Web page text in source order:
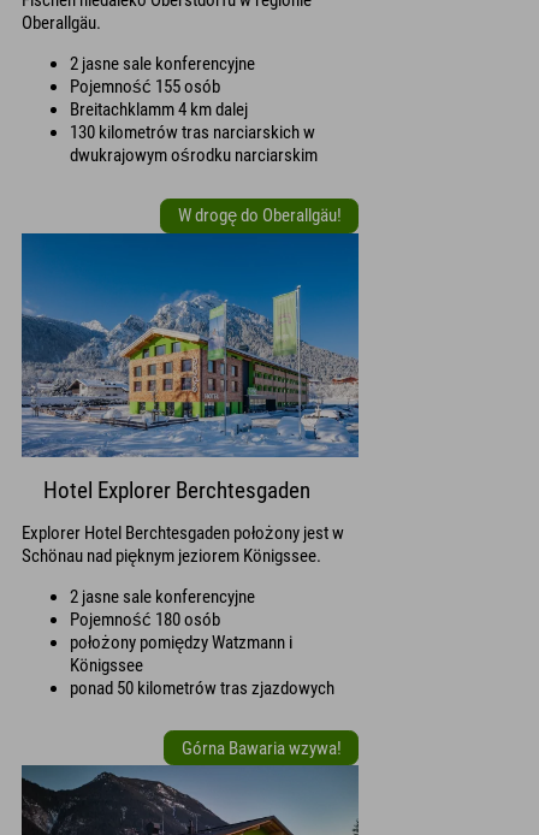
Oberallgäu.
2 jasne sale konferencyjne
Pojemność 155 osób
Breitachklamm 4 km dalej
130 kilometrów tras narciarskich w
dwukrajowym ośrodku narciarskim
W drogę do Oberallgäu!
Hotel Explorer Berchtesgaden
Explorer Hotel Berchtesgaden położony jest w
Schönau nad pięknym jeziorem Königssee.
2 jasne sale konferencyjne
Pojemność 180 osób
położony pomiędzy Watzmann i
Königssee
ponad 50 kilometrów tras zjazdowych
Górna Bawaria wzywa!